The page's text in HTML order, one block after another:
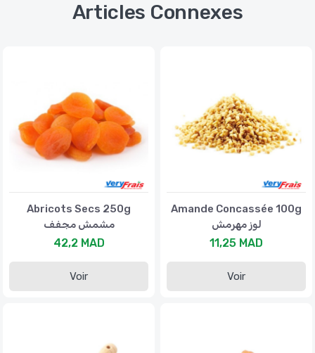
Articles Connexes
Abricots Secs 250g
مشمش مجفف
42,2 MAD
Voir
Amande Concassée 100g
لوز مهرمش
11,25 MAD
Voir